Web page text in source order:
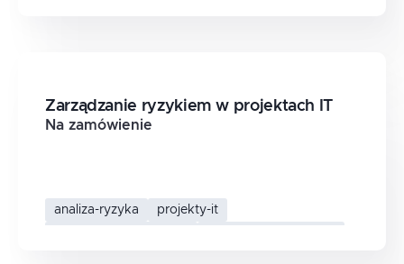
Zarządzanie ryzykiem w projektach IT
Na zamówienie
analiza-ryzyka
projekty-it